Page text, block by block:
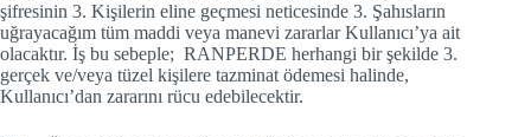
şifresinin 3. Kişilerin eline geçmesi neticesinde 3. Şahısların
uğrayacağım tüm maddi veya manevi zararlar Kullanıcı’ya ait
olacaktır. İş bu sebeple; RANPERDE herhangi bir şekilde 3.
gerçek ve/veya tüzel kişilere tazminat ödemesi halinde,
Kullanıcı’dan zararını rücu edebilecektir.